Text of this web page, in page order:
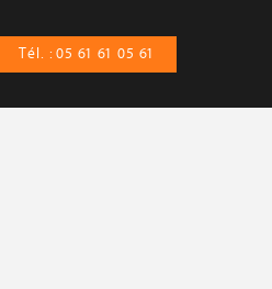
Tél. : 05 61 61 05 61